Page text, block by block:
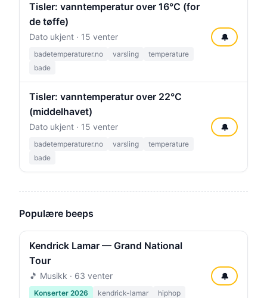
Tisler: vanntemperatur over 16°C (for
de tøffe)
Dato ukjent · 15 venter
badetemperaturer.no varsling
temperature
bade
🔔
Tisler: vanntemperatur over 22°C
(middelhavet)
Dato ukjent · 15 venter
badetemperaturer.no varsling
temperature
bade
🔔
Populære beeps
Kendrick Lamar — Grand National
Tour
🎵 Musikk · 63 venter
Konserter 2026 kendrick-lamar
hiphop
🔔